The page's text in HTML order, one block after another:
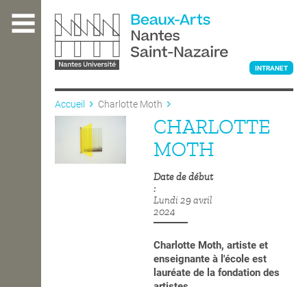
contenu
INTRANET
Accueil Charlotte Moth
CHARLOTTE
MOTH
Date de début
Lundi 29 avril
2024
Charlotte Moth, artiste et
enseignante à l'école est
lauréate de la fondation des